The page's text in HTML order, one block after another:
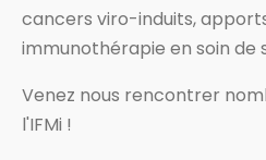
cancers viro-induits,
immunothérapie en soin de
Venez nous rencontrer
l'IFMi !